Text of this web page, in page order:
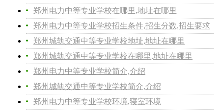
郑州电力中等专业学校在哪里,地址在哪里
郑州电力中等专业学校招生条件,招生分数,招生要求
郑州城轨交通中等专业学校地址,地址在哪里
郑州城轨交通中等专业学校在哪里,地址在哪里
郑州电力中等专业学校简介,介绍
郑州城轨交通中等专业学校简介,介绍
郑州电力中等专业学校环境,寝室环境